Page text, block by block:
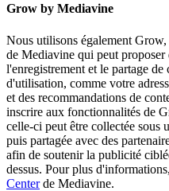
Grow by Mediavine
Nous utilisons également
de Mediavine qui peut
l'enregistrement et le partage
d'utilisation, comme votre
et des recommandations de
inscrire aux fonctionnalités de
celle-ci peut être collectée sous
puis partagée avec des
afin de soutenir la publicité
dessus. Pour plus
Centerde Mediavine.